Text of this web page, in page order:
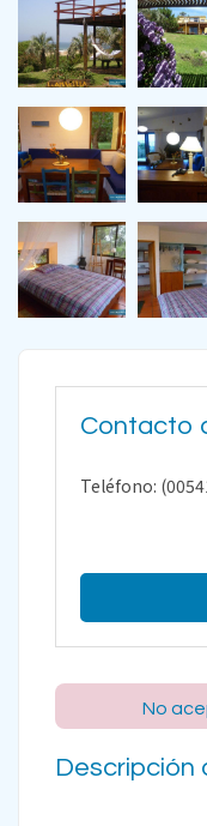
Contacto
Teléfono:
No
Descripción